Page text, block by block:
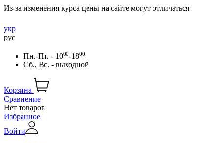
Из-за изменения курса цены на сайте могут отличаться
укр
рус
Пн.-Пт. - 1000-1800
Сб., Вс. - выходной
Корзина
Сравнение
Нет товаров
Избранное
Войти